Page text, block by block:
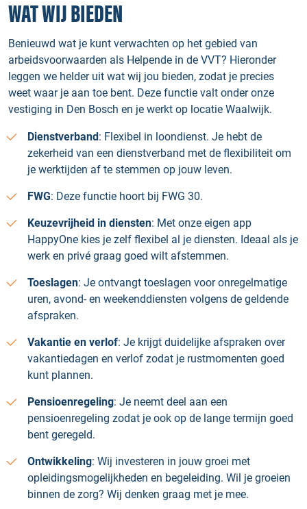
WAT WIJ BIEDEN
Benieuwd wat je kunt verwachten op het gebied van
arbeidsvoorwaarden als Helpende in de VVT? Hieronder
leggen we helder uit wat wij jou bieden, zodat je precies
weet waar je aan toe bent. Deze functie valt onder onze
vestiging in Den Bosch en je werkt op locatie Waalwijk.
Dienstverband: Flexibel in loondienst. Je hebt de
zekerheid van een dienstverband met de flexibiliteit om
je werktijden af te stemmen op jouw leven.
FWG: Deze functie hoort bij FWG 30.
Keuzevrijheid in diensten: Met onze eigen app
HappyOne kies je zelf flexibel al je diensten. Ideaal als je
werk en privé graag goed wilt afstemmen.
Toeslagen: Je ontvangt toeslagen voor onregelmatige
uren, avond- en weekenddiensten volgens de geldende
afspraken.
Vakantie en verlof: Je krijgt duidelijke afspraken over
vakantiedagen en verlof zodat je rustmomenten goed
kunt plannen.
Pensioenregeling: Je neemt deel aan een
pensioenregeling zodat je ook op de lange termijn goed
bent geregeld.
Ontwikkeling: Wij investeren in jouw groei met
opleidingsmogelijkheden en begeleiding. Wil je groeien
binnen de zorg? Wij denken graag met je mee.